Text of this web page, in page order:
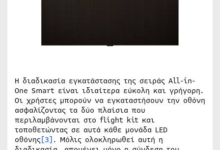
Η διαδικασία εγκατάστασης της σειράς All-in-
One Smart είναι ιδιαίτερα εύκολη και γρήγορη.
Οι χρήστες μπορούν να εγκαταστήσουν την οθόνη
ασφαλίζοντας τα δύο πλαίσια που
περιλαμβάνονται στο flight kit και
τοποθετώντας σε αυτά κάθε μονάδα LED
οθόνης[3]. Μόλις ολοκληρωθεί αυτή η